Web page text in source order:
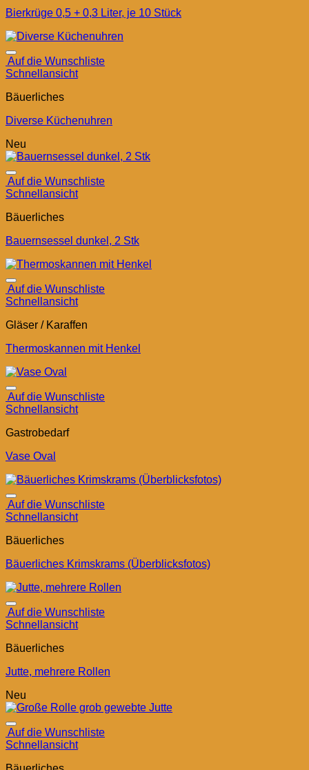
Bierkrüge 0,5 + 0,3 Liter, je 10 Stück
Auf die Wunschliste
Schnellansicht
Bäuerliches
Diverse Küchenuhren
Neu
Auf die Wunschliste
Schnellansicht
Bäuerliches
Bauernsessel dunkel, 2 Stk
Auf die Wunschliste
Schnellansicht
Gläser / Karaffen
Thermoskannen mit Henkel
Auf die Wunschliste
Schnellansicht
Gastrobedarf
Vase Oval
Auf die Wunschliste
Schnellansicht
Bäuerliches
Bäuerliches Krimskrams (Überblicksfotos)
Auf die Wunschliste
Schnellansicht
Bäuerliches
Jutte, mehrere Rollen
Neu
Auf die Wunschliste
Schnellansicht